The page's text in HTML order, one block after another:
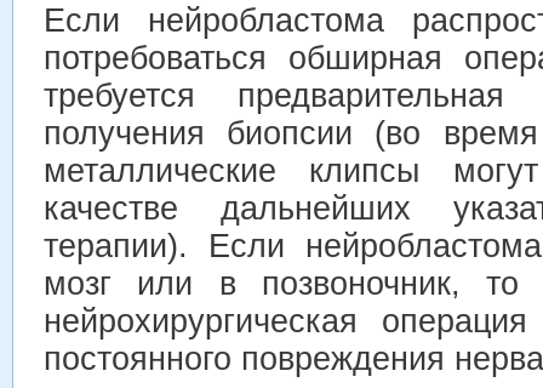
Если нейробластома
потребоваться обширная
требуется
получения биопсии (во
металлические клипсы
качестве дальнейших
терапии). Если
мозг или в позвоночник, то
нейрохирургическая
постоянного повреждения